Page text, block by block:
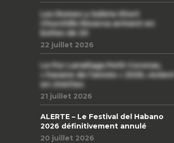
Les Romeo y Julieta Short
Churchills Reserva arrivent en
boîtes de 20
22 juillet 2026
Le Por Larrañaga Petit Coronas,
« havane de l’année » 2026, revient
en civettes
21 juillet 2026
ALERTE – Le Festival del Habano
2026 définitivement annulé
20 juillet 2026